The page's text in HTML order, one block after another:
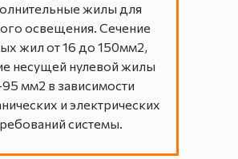
жилы для
освещения. Сечение
жил от 16 до 150мм2,
несущей нулевой жилы
мм2 в зависимости
и электрических
системы.